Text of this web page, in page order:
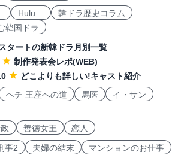
Hulu
韓ドラ歴史コラム
韓国ドラ
タートの新韓ドラ月別一覧
制作発表会レポ(WEB)
どこよりも詳しい!キャスト紹介
ヘチ 王座への道 馬医
イ・サン
善徳女王 恋人
事2 夫婦の結末
マンションのお仕事